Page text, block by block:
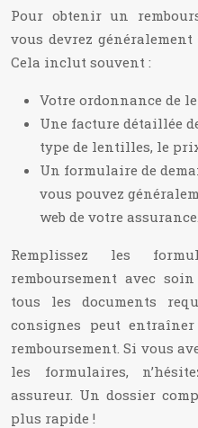
Pour obtenir un
vous devrez
Cela inclut souvent :
Votre ordonnance de
Une facture détaillée
type de lentilles, le
Un formulaire de
vous pouvez
web de votre assurance.
Remplissez les
remboursement avec
tous les documents
consignes peut
remboursement. Si vous
les formulaires,
assureur. Un dossier
plus rapide !